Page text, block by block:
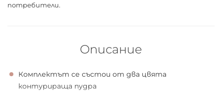
потребители.
Описание
Комплектът се състои от два цвята
контурираща пудра